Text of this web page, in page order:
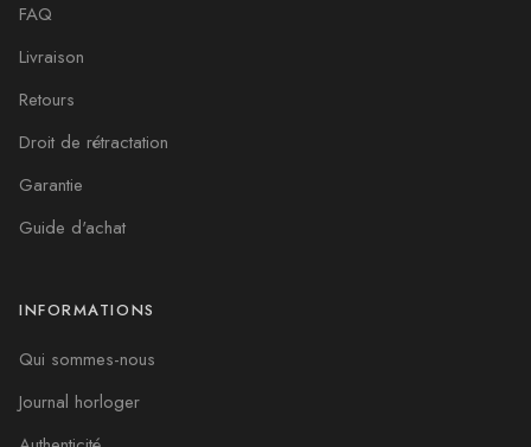
FAQ
Livraison
Retours
Droit de rétractation
Garantie
Guide d'achat
INFORMATIONS
Qui sommes-nous
Journal horloger